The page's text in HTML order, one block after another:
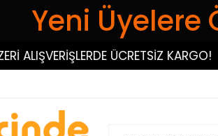
Yeni Üyelere
ÜCRETSİZ KARGO!